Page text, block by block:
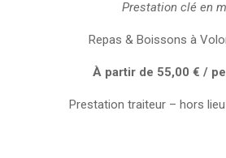
Prestation clé en
Repas & Boissons à
À partir de 55,00 € /
Prestation traiteur – hors